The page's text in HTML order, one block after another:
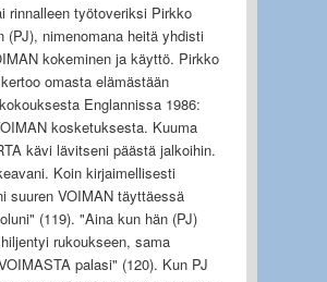
rinnalleen työtoveriksi Pirkko
(PJ), nimenomana heitä yhdisti
kokeminen ja käyttö. Pirkko
omasta elämästään
Englannissa 1986:
kosketuksesta. Kuuma
kävi lävitseni päästä jalkoihin.
Koin kirjaimellisesti
suuren VOIMAN täyttäessä
(119). "Aina kun hän (PJ)
rukoukseen, sama
palasi" (120). Kun PJ